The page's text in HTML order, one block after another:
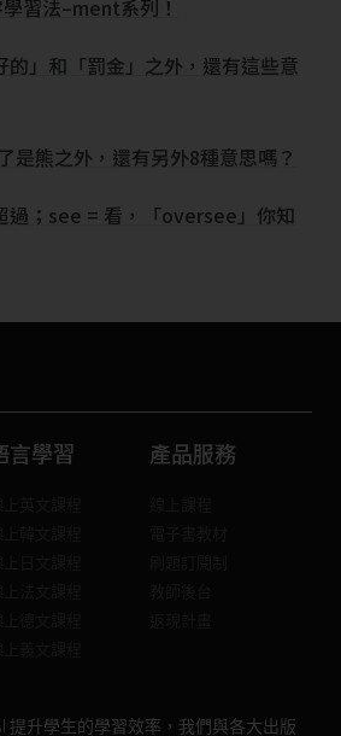
習法–ment系列！
的」和「罰金」之外，還有這些意
熊之外，還有另外8種意思嗎？
過；see = 看，「oversee」你知
言學習 產品服務
提升學生的學習效率，我們與各大出版